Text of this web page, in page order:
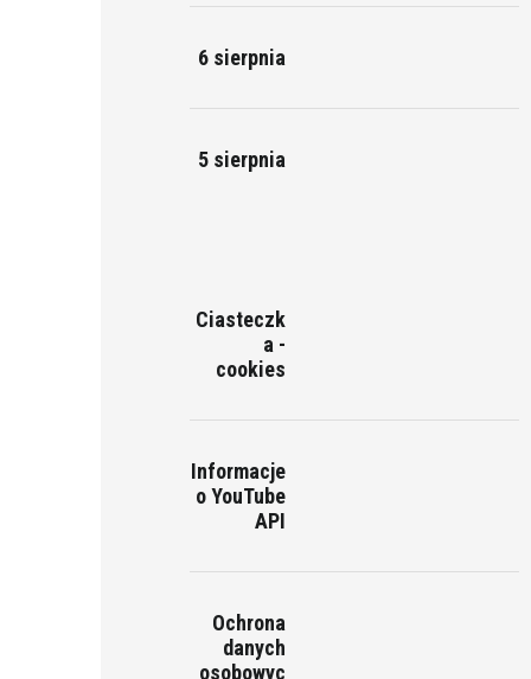
6 sierpnia
5 sierpnia
Ciasteczk
a -
cookies
Informacje
o YouTube
API
Ochrona
danych
osobowyc